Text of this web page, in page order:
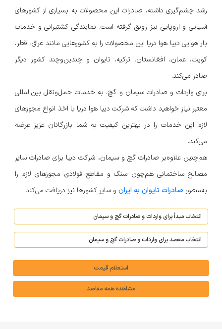
رشد چشم‌گیری داشته، صادرات این محصولات به بسیاری از کشورهای
آسیایی و اروپایی نیز رونق گرفته است. نمایندگی کشتیرانی و خدمات
بار هوایی دیبا هوا دریا این محصولات را به کشورهایی مانند عراق، قطر،
کویت،‌ عمان، افغانستان، ترکیه، تایوان و چندین‌و‌چند کشور دیگر
صادر می‌کند.
برای واردات و صادرات سیمان و گچ، به خدمات حمل‌و‌نقل بین‌المللی
معتبر نیاز خواهید داشت که شرکت دیبا هوا دریا با اخذ انواع مجوزهای
لازم این خدمات را در بهترین کیفیت به شما بازرگانان عزیز عرضه
می‌کند.
هم‌چنین علاوه‌بر صادرات گچ و سیمان، شرکت دیبا برای صادرات سایر
مصالح ساختمانی هم‌چون سنگ و مقاطع فولادی مجوزهای لازم را
به‌منظور صادرات تایوان به ایران و سایر کشورها نیز دریافت می‌کند.
استعلام قیمت
مشاهده همه مقاصد